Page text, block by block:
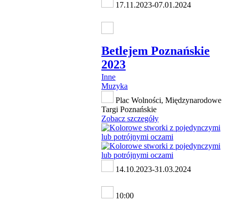
17.11.2023-07.01.2024
Betlejem Poznańskie
2023
Inne
Muzyka
Plac Wolności, Międzynarodowe
Targi Poznańskie
Zobacz szczegóły
14.10.2023-31.03.2024
10:00